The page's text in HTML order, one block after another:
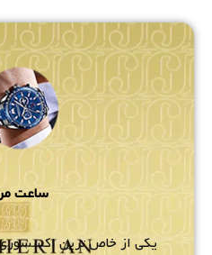
ساعت
یکی از خاص ترین اکسسوری